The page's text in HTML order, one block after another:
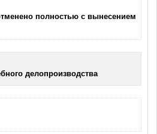
полностью с вынесением
делопроизводства